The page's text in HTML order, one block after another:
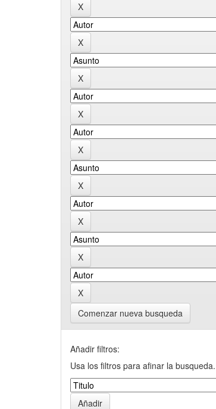
Comenzar nueva busqueda
Añadir filtros:
Usa los filtros para afinar la busqueda.